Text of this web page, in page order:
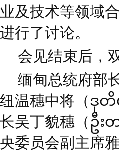
业及技术等领域
进行了讨论。
会见结束后，
缅甸总统府部
纽温穗中将（ဒု
长吴丁貌穗（ဦး
央委员会副主